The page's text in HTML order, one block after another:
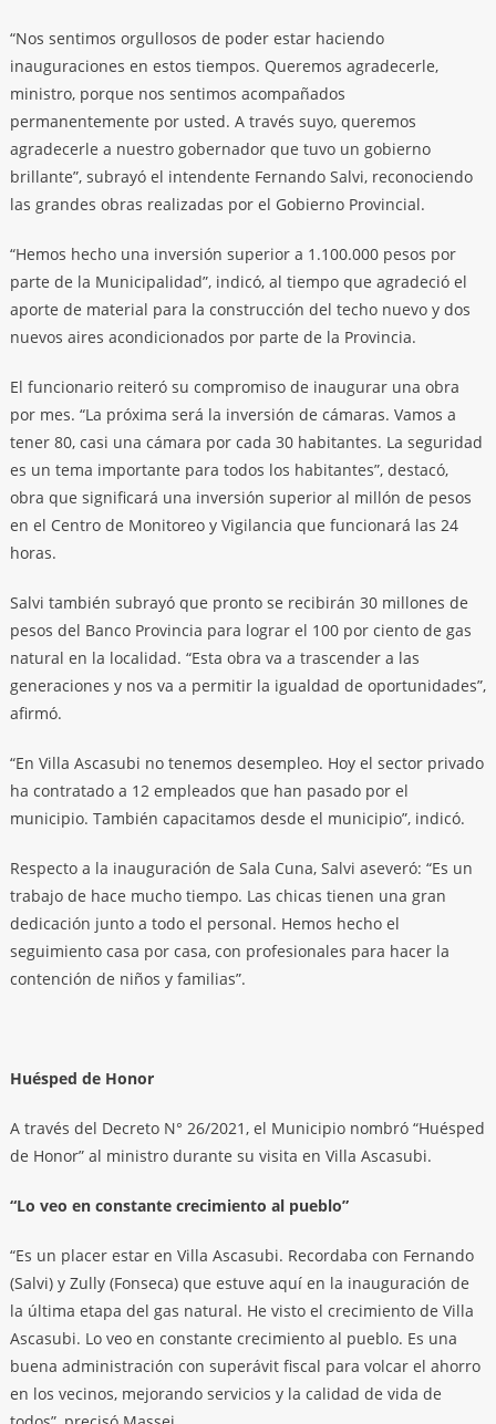
“Nos sentimos orgullosos de poder estar haciendo
inauguraciones en estos tiempos. Queremos agradecerle,
ministro, porque nos sentimos acompañados
permanentemente por usted. A través suyo, queremos
agradecerle a nuestro gobernador que tuvo un gobierno
brillante”, subrayó el intendente Fernando Salvi, reconociendo
las grandes obras realizadas por el Gobierno Provincial.
“Hemos hecho una inversión superior a 1.100.000 pesos por
parte de la Municipalidad”, indicó, al tiempo que agradeció el
aporte de material para la construcción del techo nuevo y dos
nuevos aires acondicionados por parte de la Provincia.
El funcionario reiteró su compromiso de inaugurar una obra
por mes. “La próxima será la inversión de cámaras. Vamos a
tener 80, casi una cámara por cada 30 habitantes. La seguridad
es un tema importante para todos los habitantes”, destacó,
obra que significará una inversión superior al millón de pesos
en el Centro de Monitoreo y Vigilancia que funcionará las 24
horas.
Salvi también subrayó que pronto se recibirán 30 millones de
pesos del Banco Provincia para lograr el 100 por ciento de gas
natural en la localidad. “Esta obra va a trascender a las
generaciones y nos va a permitir la igualdad de oportunidades”,
afirmó.
“En Villa Ascasubi no tenemos desempleo. Hoy el sector privado
ha contratado a 12 empleados que han pasado por el
municipio. También capacitamos desde el municipio”, indicó.
Respecto a la inauguración de Sala Cuna, Salvi aseveró: “Es un
trabajo de hace mucho tiempo. Las chicas tienen una gran
dedicación junto a todo el personal. Hemos hecho el
seguimiento casa por casa, con profesionales para hacer la
contención de niños y familias”.
Huésped de Honor
A través del Decreto N° 26/2021, el Municipio nombró “Huésped
de Honor” al ministro durante su visita en Villa Ascasubi.
“Lo veo en constante crecimiento al pueblo”
“Es un placer estar en Villa Ascasubi. Recordaba con Fernando
(Salvi) y Zully (Fonseca) que estuve aquí en la inauguración de
la última etapa del gas natural. He visto el crecimiento de Villa
Ascasubi. Lo veo en constante crecimiento al pueblo. Es una
buena administración con superávit fiscal para volcar el ahorro
en los vecinos, mejorando servicios y la calidad de vida de